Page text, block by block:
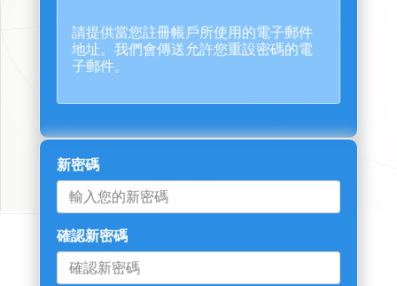
請提供當您註冊帳戶所使用的電子郵件
地址。我們會傳送允許您重設密碼的電
子郵件。
新密碼
確認新密碼